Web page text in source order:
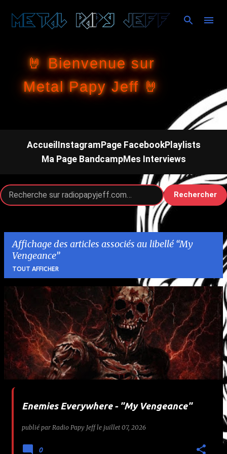
Accéder au contenu principal
🤘 Bienvenue sur
Metal Papy Jeff 🤘
Accueil InstagramPage FacebookPlaylists
Ma Page BandcampMes Interviews
Rechercher
Affichage des articles associés au libellé My
Vengeance
TOUT AFFICHER
A
c
Enemies Everywhere - "My Vengeance"
publié par Radio Papy Jeff le juillet 07, 2026
0